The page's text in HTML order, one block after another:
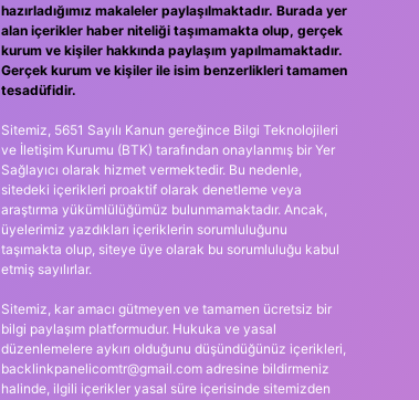
hazırladığımız makaleler paylaşılmaktadır. Burada yer
alan içerikler haber niteliği taşımamakta olup, gerçek
kurum ve kişiler hakkında paylaşım yapılmamaktadır.
Gerçek kurum ve kişiler ile isim benzerlikleri tamamen
tesadüfidir.
Sitemiz, 5651 Sayılı Kanun gereğince Bilgi Teknolojileri
ve İletişim Kurumu (BTK) tarafından onaylanmış bir Yer
Sağlayıcı olarak hizmet vermektedir. Bu nedenle,
sitedeki içerikleri proaktif olarak denetleme veya
araştırma yükümlülüğümüz bulunmamaktadır. Ancak,
üyelerimiz yazdıkları içeriklerin sorumluluğunu
taşımakta olup, siteye üye olarak bu sorumluluğu kabul
etmiş sayılırlar.
Sitemiz, kar amacı gütmeyen ve tamamen ücretsiz bir
bilgi paylaşım platformudur. Hukuka ve yasal
düzenlemelere aykırı olduğunu düşündüğünüz içerikleri,
backlinkpanelicomtr@gmail.comadresine bildirmeniz
halinde, ilgili içerikler yasal süre içerisinde sitemizden